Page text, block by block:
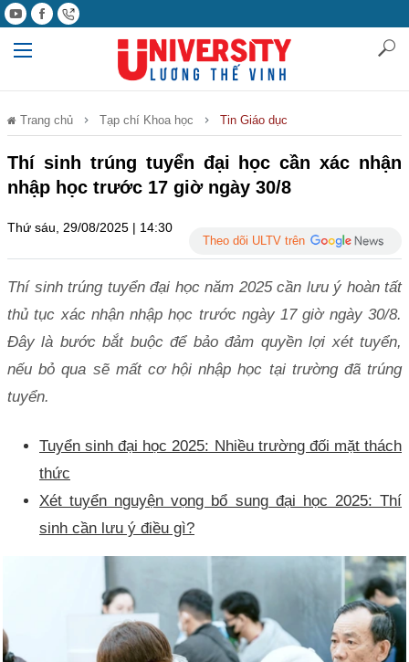
Trang chủ Tạp chí Khoa học Tin Giáo dục
Thí sinh trúng tuyển đại học cần xác nhận
nhập học trước 17 giờ ngày 30/8
Thứ sáu, 29/08/2025 | 14:30
Theo dõi ULTV trên
Thí sinh trúng tuyển đại học năm 2025 cần lưu ý hoàn tất
thủ tục xác nhận nhập học trước ngày 17 giờ ngày 30/8.
Đây là bước bắt buộc để bảo đảm quyền lợi xét tuyển,
nếu bỏ qua sẽ mất cơ hội nhập học tại trường đã trúng
tuyển.
Tuyển sinh đại học 2025: Nhiều trường đối mặt thách
thức
Xét tuyển nguyện vọng bổ sung đại học 2025: Thí
sinh cần lưu ý điều gì?